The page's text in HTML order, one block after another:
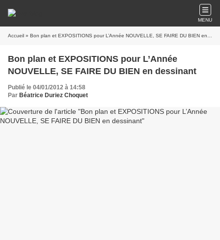
MENU
Accueil » Bon plan et EXPOSITIONS pour L’Année NOUVELLE, SE FAIRE DU BIEN en dessinant
Bon plan et EXPOSITIONS pour L’Année
NOUVELLE, SE FAIRE DU BIEN en dessinant
Publié le 04/01/2012 à 14:58
Par Béatrice Duriez Choquet